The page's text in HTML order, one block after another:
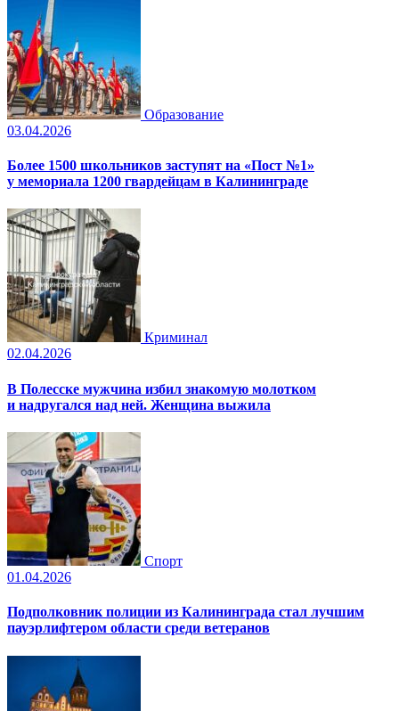
Образование
03.04.2026
Более 1500 школьников заступят на «Пост №1»
у мемориала 1200 гвардейцам в Калининграде
Криминал
02.04.2026
В Полесске мужчина избил знакомую молотком
и надругался над ней. Женщина выжила
Спорт
01.04.2026
Подполковник полиции из Калининграда стал лучшим
пауэрлифтером области среди ветеранов